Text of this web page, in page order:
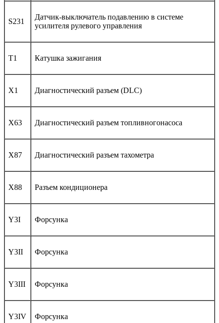
S231
Датчик-выключатель подавлению в системе
усилителя рулевого управления
T1 Катушка зажигания
X1 Диагностический разъем (DLC)
X63 Диагностический разъем топливногонасоса
X87 Диагностический разъем тахометра
X88 Разъем кондиционера
Y3I Форсунка
Y3II Форсунка
Y3III Форсунка
Y3IV Форсунка